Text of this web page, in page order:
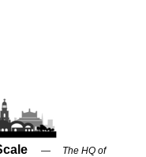
The HQ of